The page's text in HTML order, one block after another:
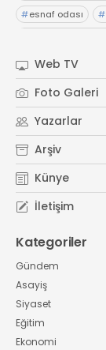
#esnaf odası #
Web TV
Foto Galeri
Yazarlar
Arşiv
Künye
İletişim
Kategoriler
Gündem
Asayiş
Siyaset
Eğitim
Ekonomi